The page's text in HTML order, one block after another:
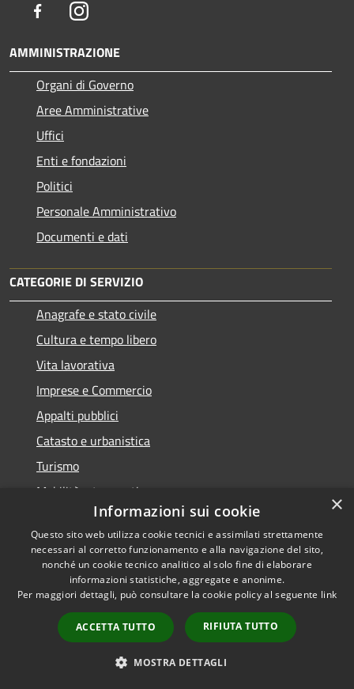
FacebookInstagram
AMMINISTRAZIONE
Organi di Governo
Aree Amministrative
Uffici
Enti e fondazioni
Politici
Personale Amministrativo
Documenti e dati
CATEGORIE DI SERVIZIO
Anagrafe e stato civile
Cultura e tempo libero
Vita lavorativa
Imprese e Commercio
Appalti pubblici
Catasto e urbanistica
Turismo
Mobilità e trasporti
Educazione e formazione
Giustizia e sicurezza pubblica
Tributi,finanze e contravvenzioni
Ambiente
Salute, benessere e assistenza
×
Informazioni sui cookie
Questo sito web utilizza cookie tecnici e assimilati strettamente
necessari al corretto funzionamento e alla navigazione del sito,
nonché un cookie tecnico analitico al solo fine di elaborare
informazioni statistiche, aggregate e anonime.
Per maggiori dettagli, può consultare la cookie policy al seguente link
ACCETTA TUTTO RIFIUTA TUTTO
MOSTRA DETTAGLI